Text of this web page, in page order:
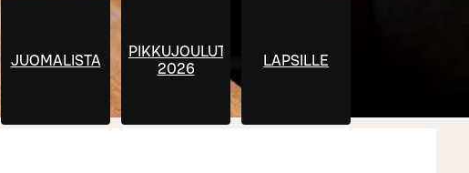
JUOMALISTA
PIKKUJOULUT
2026
LAPSILLE